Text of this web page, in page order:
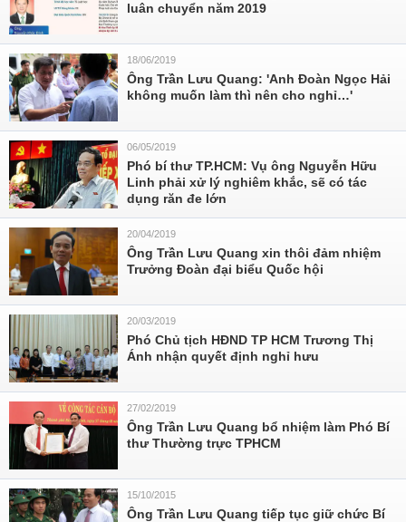
luân chuyển năm 2019
18/06/2019
Ông Trần Lưu Quang: 'Anh Đoàn Ngọc Hải
không muốn làm thì nên cho nghỉ…'
06/05/2019
Phó bí thư TP.HCM: Vụ ông Nguyễn Hữu
Linh phải xử lý nghiêm khắc, sẽ có tác
dụng răn đe lớn
20/04/2019
Ông Trần Lưu Quang xin thôi đảm nhiệm
Trưởng Đoàn đại biểu Quốc hội
20/03/2019
Phó Chủ tịch HĐND TP HCM Trương Thị
Ánh nhận quyết định nghỉ hưu
27/02/2019
Ông Trần Lưu Quang bổ nhiệm làm Phó Bí
thư Thường trực TPHCM
15/10/2015
Ông Trần Lưu Quang tiếp tục giữ chức Bí